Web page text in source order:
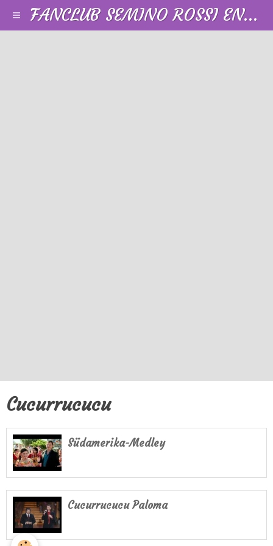
FANCLUB SEMINO ROSSI EN FRANCE
Cucurrucucu
Südamerika-Medley
Cucurrucucu Paloma